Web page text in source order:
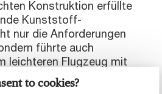
to cookies?
Konstruktion erfüllte
Kunststoff-
nur die Anforderungen
führte auch
leichteren Flugzeug mit
und reduziertem
Weiteren trug die Lösung